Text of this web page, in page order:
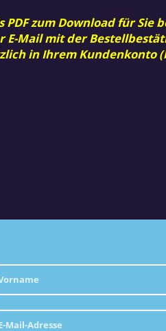
zum Download für Sie
E-Mail mit der
in Ihrem Kundenkonto